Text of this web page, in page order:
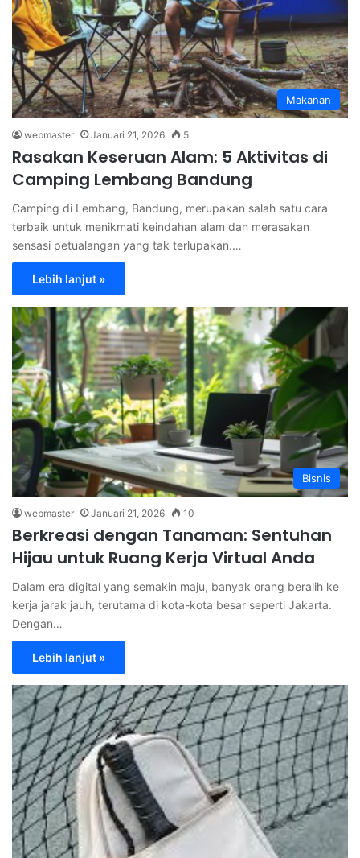
Makanan
webmaster Januari 21, 2026 5
Rasakan Keseruan Alam: 5 Aktivitas di
Camping Lembang Bandung
Camping di Lembang, Bandung, merupakan salah satu cara
terbaik untuk menikmati keindahan alam dan merasakan
sensasi petualangan yang tak terlupakan.…
Lebih lanjut »
Bisnis
webmaster Januari 21, 2026 10
Berkreasi dengan Tanaman: Sentuhan
Hijau untuk Ruang Kerja Virtual Anda
Dalam era digital yang semakin maju, banyak orang beralih ke
kerja jarak jauh, terutama di kota-kota besar seperti Jakarta.
Dengan…
Lebih lanjut »